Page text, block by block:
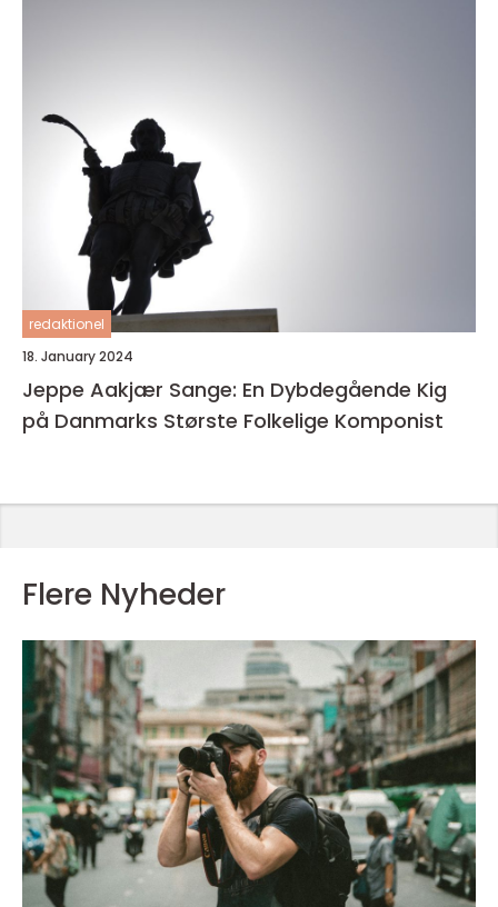
redaktionel
18. January 2024
Jeppe Aakjær Sange: En Dybdegående Kig
på Danmarks Største Folkelige Komponist
Flere Nyheder